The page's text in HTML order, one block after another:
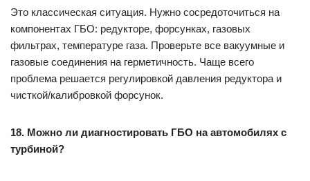
Это классическая ситуация. Нужно сосредоточиться на
компонентах ГБО: редукторе, форсунках, газовых
фильтрах, температуре газа. Проверьте все вакуумные и
газовые соединения на герметичность. Чаще всего
проблема решается регулировкой давления редуктора и
чисткой/калибровкой форсунок.
18. Можно ли диагностировать ГБО на автомобилях с
турбиной?